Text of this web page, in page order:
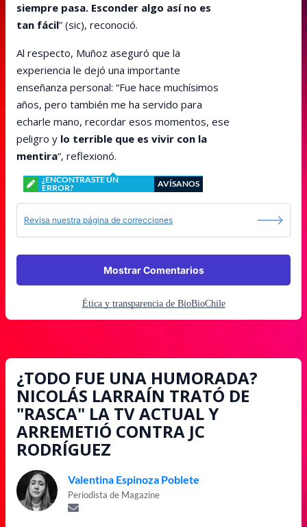
siempre pasa. Esconder algo así no es
tan fácil” (sic), reconoció.
Al respecto, Muñoz aseguró que la
experiencia le dejó una importante
enseñanza personal: “Fue hace muchísimos
años, pero también me ha servido para
echarle mano, recordar esos momentos, ese
peligro y lo terrible que es vivir con la
mentira“, reflexionó.
¿ENCONTRASTE UN
ERROR?
AVÍSANOS
Revisa nuestra página de correcciones
Mostrar Comentarios
Ética y transparencia de BioBioChile
¿TODO FUE UNA HUMORADA?
NICOLÁS LARRAÍN TRATÓ DE
"RASCA" LA TV ACTUAL Y
ARREMETIÓ CONTRA JC
RODRÍGUEZ
Valentina Espinoza Poblete
Periodista de Magazine